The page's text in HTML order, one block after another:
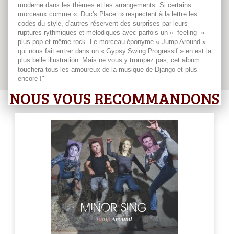
moderne dans les thèmes et les arrangements. Si certains
morceaux comme « Duc's Place » respectent à la lettre les
codes du style, d'autres réservent des surprises par leurs
ruptures rythmiques et mélodiques avec parfois un « feeling »
plus pop et même rock. Le morceau éponyme « Jump Around »
qui nous fait entrer dans un « Gypsy Swing Progressif » en est la
plus belle illustration. Mais ne vous y trompez pas, cet album
touchera tous les amoureux de la musique de Django et plus
encore !"
NOUS VOUS RECOMMANDONS